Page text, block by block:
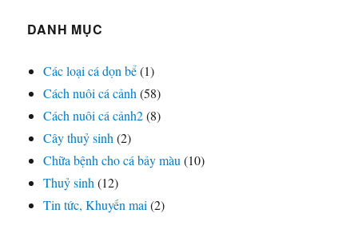
tiên
nhất
hiện
nay
DANH MỤC
Các loại cá dọn bể(1)
Cách nuôi cá cảnh (58)
Cách nuôi cá cảnh2(8)
Cây thuỷ sinh (2)
Chữa bệnh cho cá bảy màu (10)
Thuỷ sinh (12)
Tin tức, Khuyến mai (2)